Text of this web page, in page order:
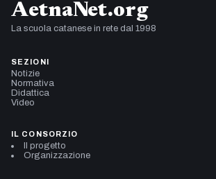
AetnaNet.org
La scuola catanese in rete dal 1998
SEZIONI
Notizie
Normativa
Didattica
Video
IL CONSORZIO
Il progetto
Organizzazione